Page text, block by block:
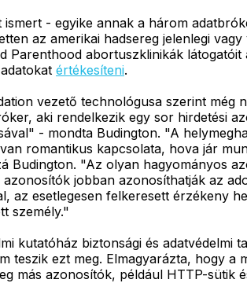
- egyike annak a három
az amerikai hadsereg jelenlegi
Parenthood abortuszklinikák
értékesíteni.
vezető technológusa szerint
aki rendelkezik egy sor hirdetési
- mondta Budington. "A
romantikus kapcsolata, hova jár
Budington. "Az olyan hagyományos
jobban azonosíthatják az
az esetlegesen felkeresett érzékeny
személy."
kutatóház biztonsági és
teszik ezt meg. Elmagyarázta, hogy
más azonosítók, például HTTP-sütik